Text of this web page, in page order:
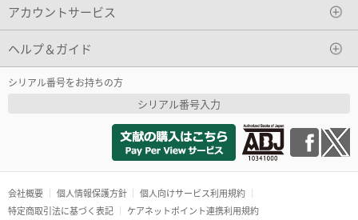
アカウントサービス
ヘルプ＆ガイド
シリアル番号をお持ちの方
シリアル番号入力
会社概要 個人情報保護方針
個人向けサービス利用規約
特定商取引法に基づく表記
ケアネットポイント連携利用規約